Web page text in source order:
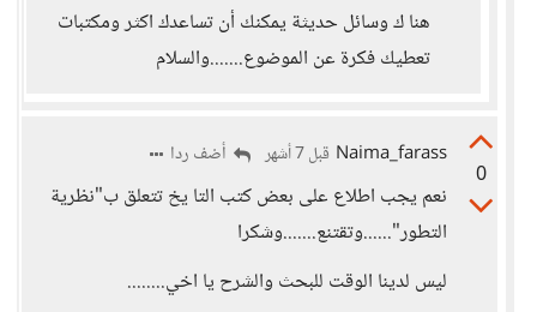
هنا ك وسائل حديثة يمكنك أن تساعدك اكثر ومكتبات
تعطيك فكرة عن الموضوع.......والسلام
0
Naima_farass قبل 7 أشهر أضف ردا
نعم يجب اطلاع على بعض كتب التا يخ تتعلق ب"نظرية
التطور"......وتقتنع.......وشكرا
ليس لدينا الوقت للبحث والشرح يا اخي........